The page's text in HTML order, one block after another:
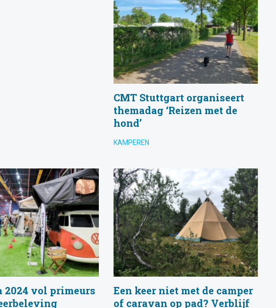
CMT Stuttgart organiseert
themadag ‘Reizen met de
hond’
KAMPEREN
2024 vol primeurs
Een keer niet met de camper
of caravan op pad? Verblijf